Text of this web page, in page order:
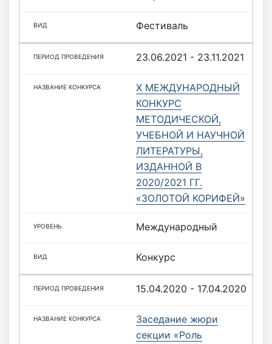
Фестиваль
23.06.2021 - 23.11.2021
X МЕЖДУНАРОДНЫЙ
КОНКУРС
МЕТОДИЧЕСКОЙ,
УЧЕБНОЙ И НАУЧНОЙ
ЛИТЕРАТУРЫ,
ИЗДАННОЙ В
2020/2021 ГГ.
«ЗОЛОТОЙ КОРИФЕЙ»
Международный
Конкурс
15.04.2020 - 17.04.2020
Заседание жюри
секции «Роль